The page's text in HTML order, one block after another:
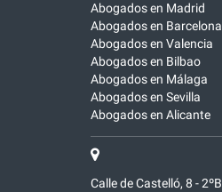
Abogados en Madrid
Abogados en Barcelona
Abogados en Valencia
Abogados en Bilbao
Abogados en Málaga
Abogados en Sevilla
Abogados en Alicante
Calle de Castelló, 8 - 2ºB